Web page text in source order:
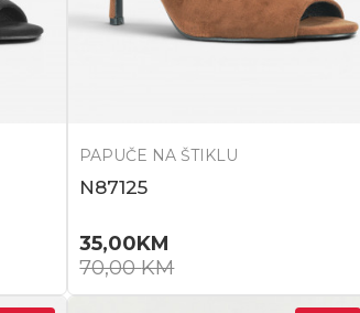
PAPUČE NA ŠTIKLU
N87125
35,00KM
70,00KM